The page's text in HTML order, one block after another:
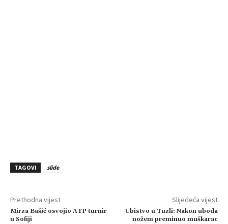
TAGOVI slide
Prethodna vijest
Mirza Bašić osvojio ATP turnir
u Sofiji
Slijedeća vijest
Ubistvo u Tuzli: Nakon uboda
nožem preminuo muškarac